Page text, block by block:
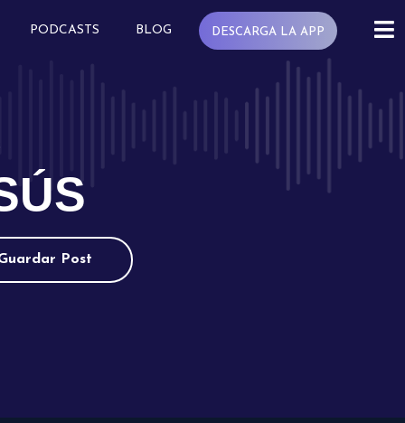
PODCASTS BLOG DESCARGA LA APP
Post